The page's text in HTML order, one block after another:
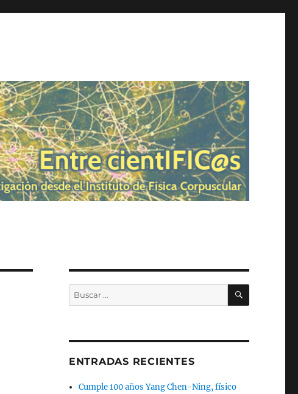
Buscar
por:
BUSCAR
ENTRADAS RECIENTES
Cumple 100 años Yang Chen-Ning, físico